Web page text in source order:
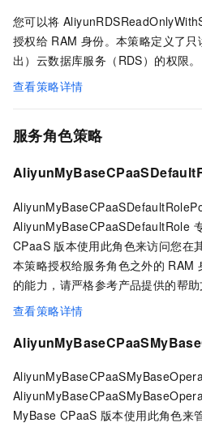
您可以将
授权给 RAM 身份。本策略定义了只
出）云数据库服务（RDS）的权限。
查看策略详情
服务角色策略
AliyunMyBaseCPaaSDefaultRole
CPaaS 版本使用此角色来访问您在
本策略授权给服务角色之外的 RAM
的能力，请严格参考产品提供的帮助
查看策略详情
MyBase CPaaS 版本使用此角色来